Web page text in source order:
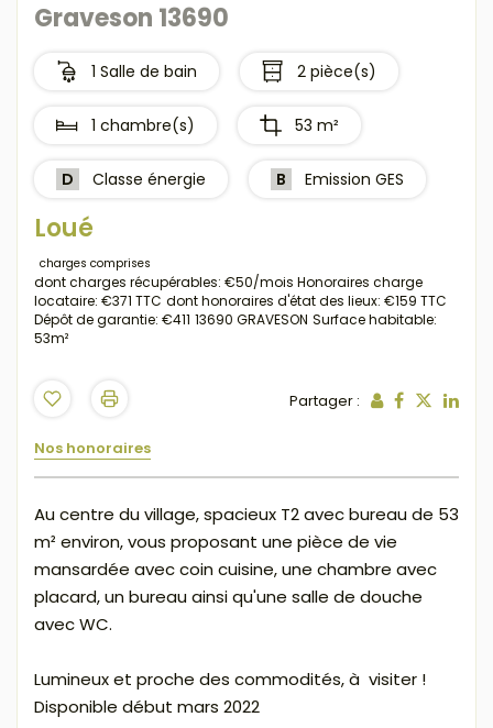
Graveson 13690
1 Salle de bain 2 pièce(s)
1 chambre(s) 53 m²
D Classe énergie B Emission GES
Loué
charges comprises
dont charges récupérables: €50/mois Honoraires charge
locataire: €371 TTC dont honoraires d'état des lieux: €159 TTC
Dépôt de garantie: €411 13690 GRAVESON Surface habitable:
53m²
Partager :
Nos honoraires
Au centre du village, spacieux T2 avec bureau de 53
m² environ, vous proposant une pièce de vie
mansardée avec coin cuisine, une chambre avec
placard, un bureau ainsi qu'une salle de douche
avec WC.
Lumineux et proche des commodités, à visiter !
Disponible début mars 2022